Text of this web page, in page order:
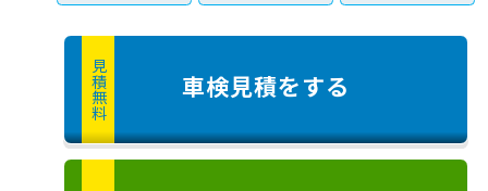
見積無料 車検見積をする